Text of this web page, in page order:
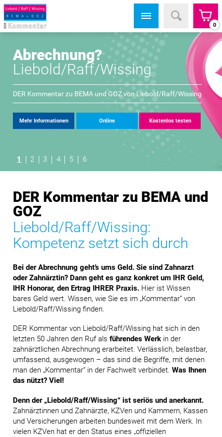
0
1 2 3 4 5 6
Abrechnung?
Liebold/Raff/Wissing
DER Kommentar zu BEMA und GOZ vonLiebold/Raff/Wissing
Mehr Informationen Online Kostenlos testen
DER Kommentar zu BEMA und
GOZ
Liebold/Raff/Wissing:
Kompetenz setzt sich durch
Bei der Abrechnung geht’s ums Geld. Sie sind Zahnarzt
oder Zahnärztin? Dann geht es ganz konkret um IHR Geld,
IHR Honorar, den Ertrag IHRER Praxis. Hier ist Wissen
bares Geld wert. Wissen, wie Sie es im „Kommentar“ von
Liebold/Raff/Wissing finden.
DER Kommentar von Liebold/Raff/Wissing hat sich in den
letzten 50 Jahren den Ruf alsführendes Werk in der
zahnärztlichen Abrechnung erarbeitet. Verlässlich, belastbar,
umfassend, ausgewogen – das sind die Begriffe, mit denen
man den „Kommentar“ in der Fachwelt verbindet.Was Ihnen
das nützt? Viel!
Denn der „Liebold/Raff/Wissing“ ist seriös und anerkannt.
Zahnärztinnen und Zahnärzte, KZVen und Kammern, Kassen
und Versicherungen arbeiten bundesweit mit dem Werk. In
vielen KZVen hat er den Status eines „offiziellen